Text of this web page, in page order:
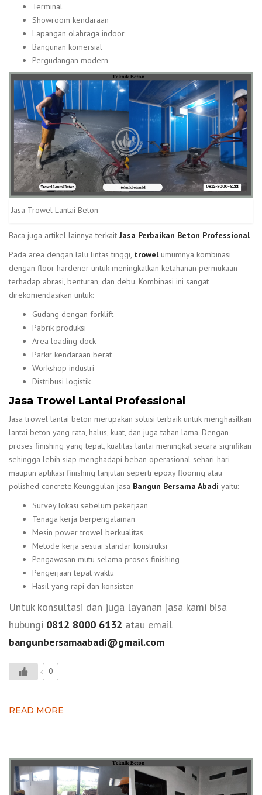
Terminal
Showroom kendaraan
Lapangan olahraga indoor
Bangunan komersial
Pergudangan modern
Jasa Trowel Lantai Beton
Baca juga artikel lainnya terkait Jasa Perbaikan Beton Professional
Pada area dengan lalu lintas tinggi, trowelumumnya kombinasi
dengan floor hardener untuk meningkatkan ketahanan permukaan
terhadap abrasi, benturan, dan debu. Kombinasi ini sangat
direkomendasikan untuk:
Gudang dengan forklift
Pabrik produksi
Area loading dock
Parkir kendaraan berat
Workshop industri
Distribusi logistik
Jasa Trowel Lantai Professional
Jasa trowel lantai beton merupakan solusi terbaik untuk menghasilkan
lantai beton yang rata, halus, kuat, dan juga tahan lama. Dengan
proses finishing yang tepat, kualitas lantai meningkat secara signifikan
sehingga lebih siap menghadapi beban operasional sehari-hari
maupun aplikasi finishing lanjutan seperti epoxy flooring atau
polished concrete.Keunggulan jasa Bangun Bersama Abadi yaitu:
Survey lokasi sebelum pekerjaan
Tenaga kerja berpengalaman
Mesin power trowel berkualitas
Metode kerja sesuai standar konstruksi
Pengawasan mutu selama proses finishing
Pengerjaan tepat waktu
Hasil yang rapi dan konsisten
Untuk konsultasi dan juga layanan jasa kami bisa
hubungi 0812 8000 6132 atau email
bangunbersamaabadi@gmail.com
0
READ MORE